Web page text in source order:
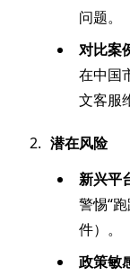
问题。
对比案
在中国
文客服
潜在风险
新兴平
警惕“
件）。
政策敏